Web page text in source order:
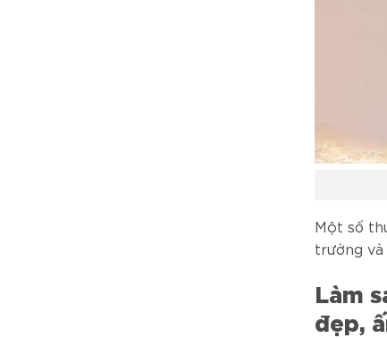
Một số
trường
Làm
đẹp,